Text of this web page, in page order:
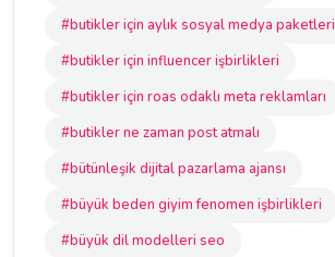
#butikler için aylık sosyal medya paketleri
#butikler için influencer işbirlikleri
#butikler için roas odaklı meta reklamları
#butikler ne zaman post atmalı
#bütünleşik dijital pazarlama ajansı
#büyük beden giyim fenomen işbirlikleri
#büyük dil modelleri seo